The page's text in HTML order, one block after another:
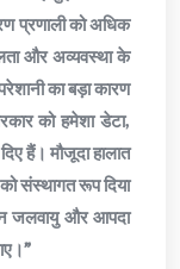
प्रणाली को अधिक
और अव्यवस्था के
का बड़ा कारण
को हमेशा डेटा,
हैं। मौजूदा हालात
संस्थागत रूप दिया
जलवायु और आपदा